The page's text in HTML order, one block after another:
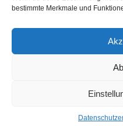
bestimmte Merkmale und
43